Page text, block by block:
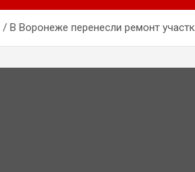
В Воронеже перенесли ремонт